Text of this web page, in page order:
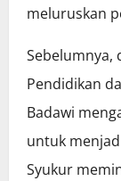
meluruskan
Sebelumnya,
Pendidikan
Badawi
untuk
Syukur